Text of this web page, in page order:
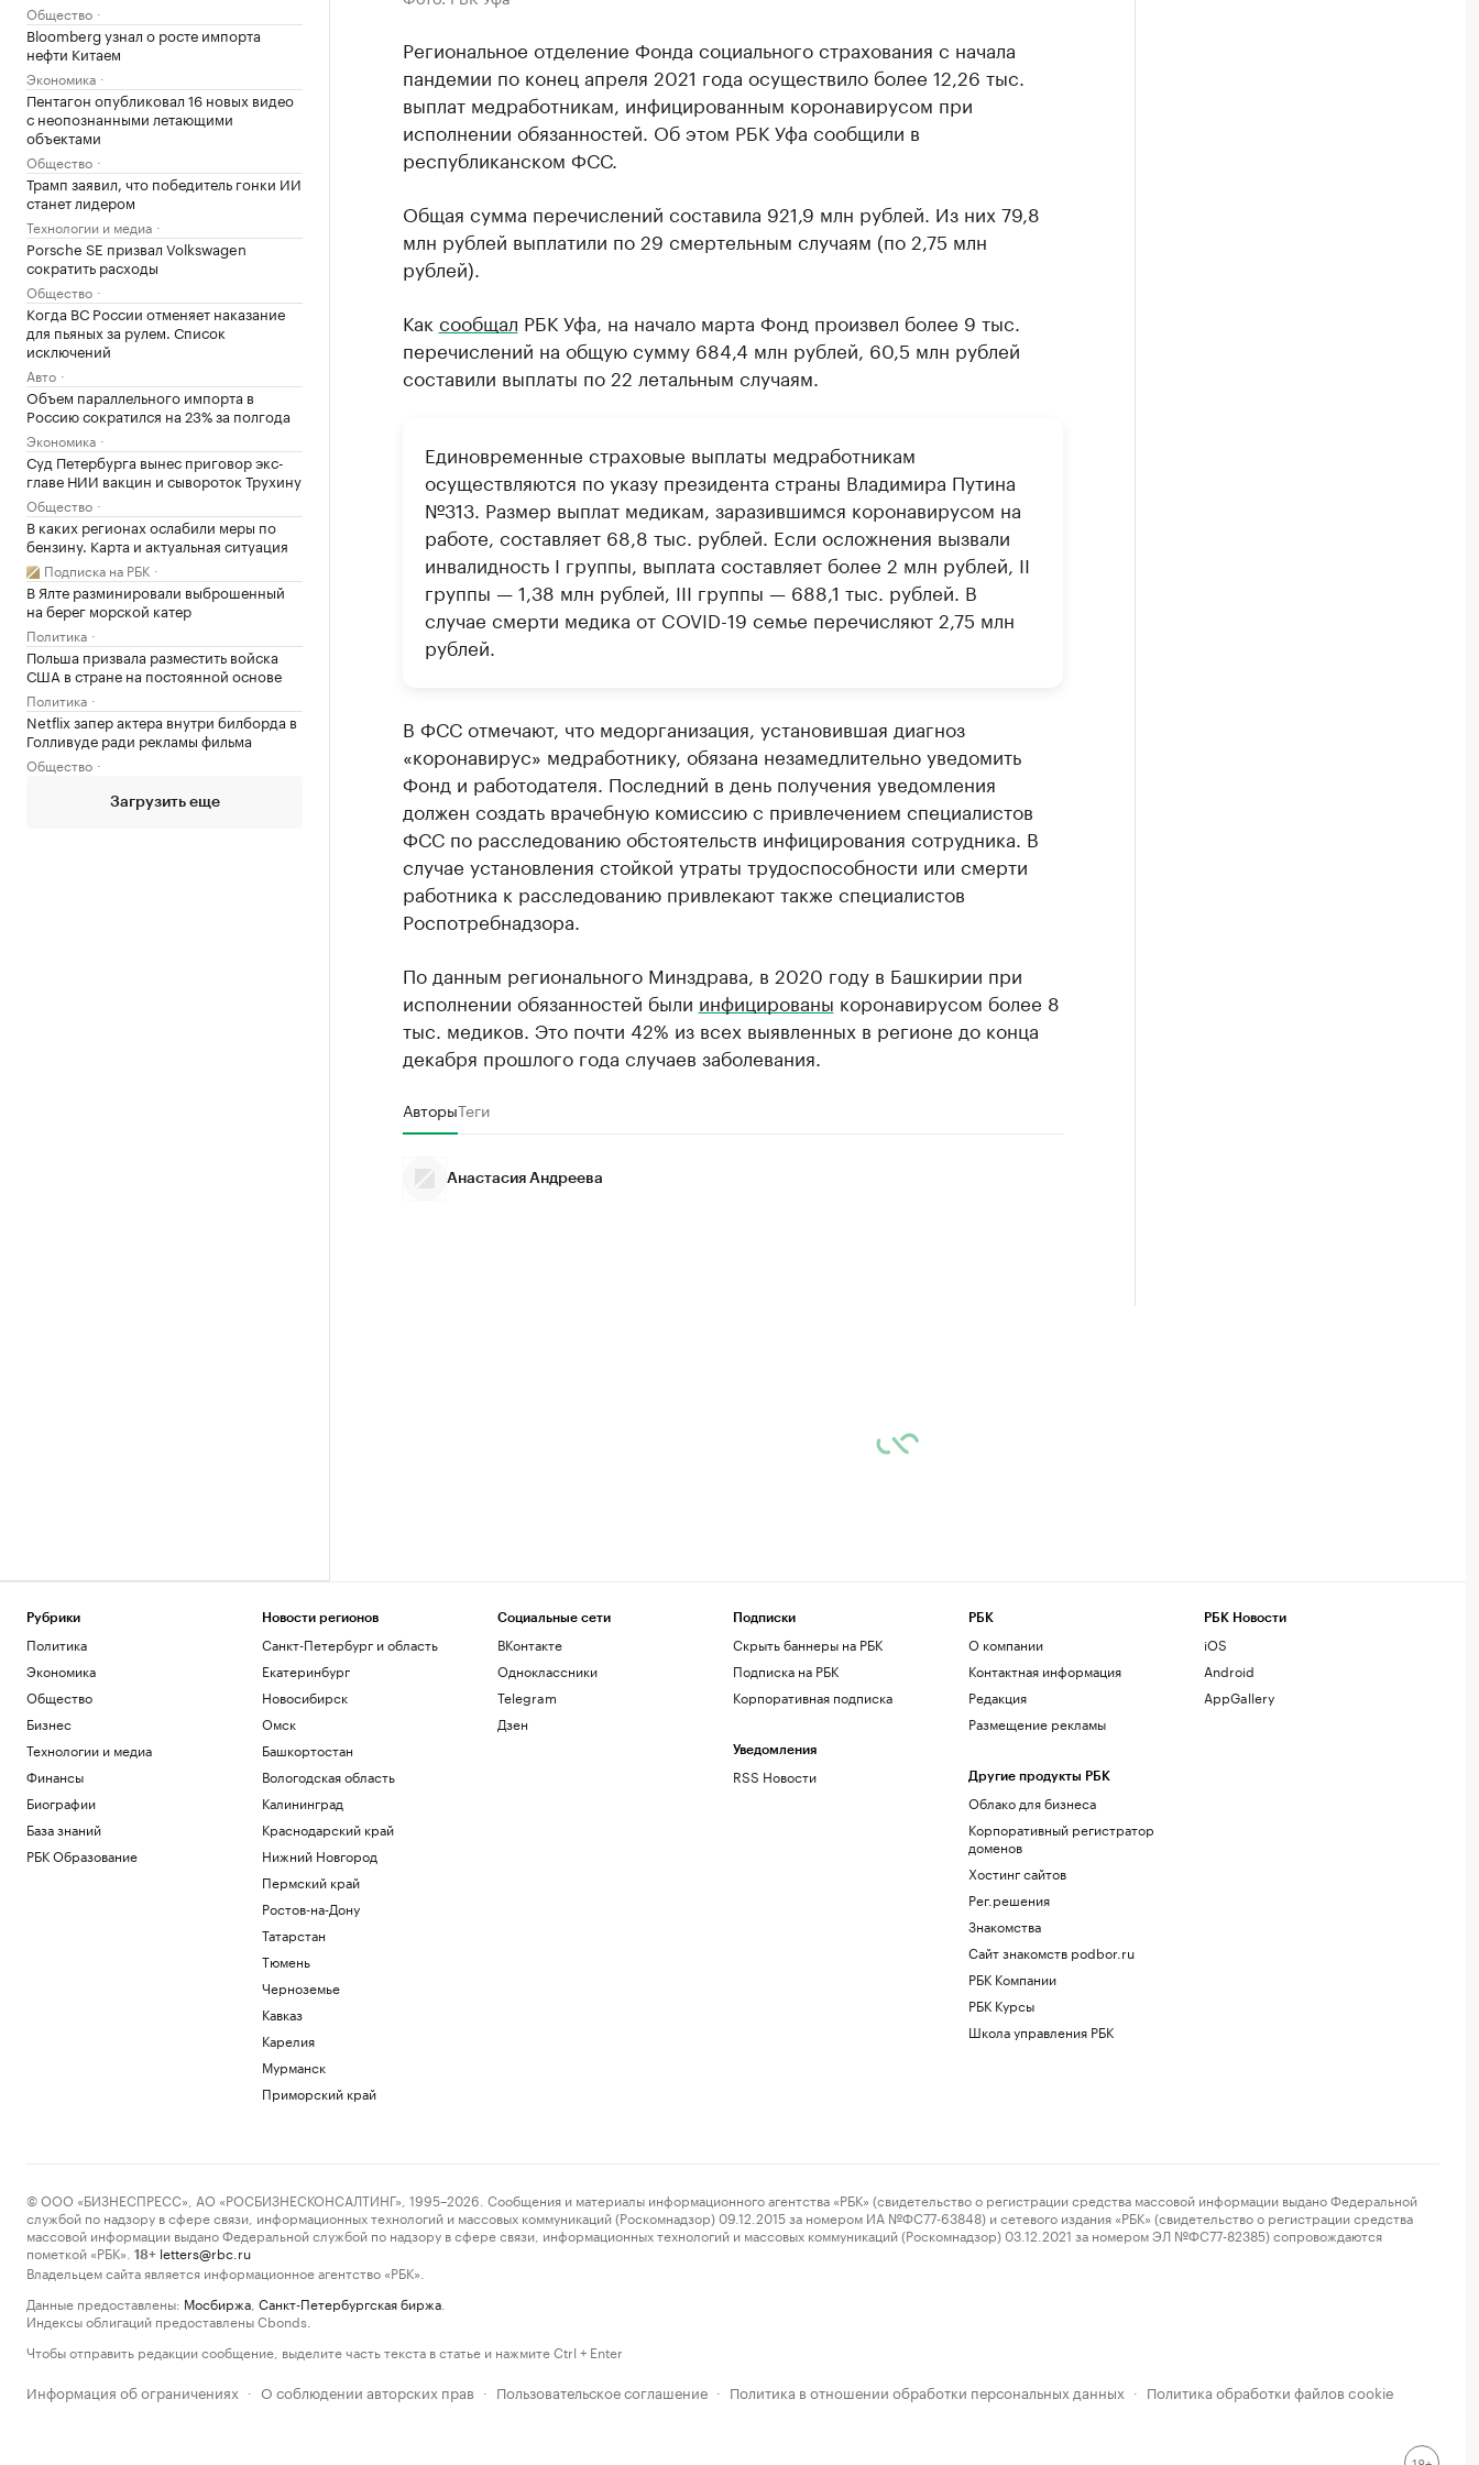
Общество
Bloomberg узнал о росте импорта
нефти Китаем
Экономика
Пентагон опубликовал 16 новых видео
с неопознанными летающими
объектами
Общество
Трамп заявил, что победитель гонки ИИ
станет лидером
Технологии и медиа
Porsche SE призвал Volkswagen
сократить расходы
Общество
Когда ВС России отменяет наказание
для пьяных за рулем. Список
исключений
Авто
Объем параллельного импорта в
Россию сократился на 23% за полгода
Экономика
Суд Петербурга вынес приговор экс-
главе НИИ вакцин и сывороток Трухину
Общество
В каких регионах ослабили меры по
бензину. Карта и актуальная ситуация
Подписка на РБК
В Ялте разминировали выброшенный
на берег морской катер
Политика
Польша призвала разместить войска
США в стране на постоянной основе
Политика
Netflix запер актера внутри билборда в
Голливуде ради рекламы фильма
Общество
Загрузить еще
Региональное отделение Фонда социального страхования с начала
пандемии по конец апреля 2021 года осуществило более 12,26 тыс.
выплат медработникам, инфицированным коронавирусом при
исполнении обязанностей. Об этом РБК Уфа сообщили в
республиканском ФСС.
Общая сумма перечислений составила 921,9 млн рублей. Из них 79,8
млн рублей выплатили по 29 смертельным случаям (по 2,75 млн
рублей).
Как сообщал РБК Уфа, на начало марта Фонд произвел более 9 тыс.
перечислений на общую сумму 684,4 млн рублей, 60,5 млн рублей
составили выплаты по 22 летальным случаям.
Единовременные страховые выплаты медработникам
осуществляются по указу президента страны Владимира Путина
№313. Размер выплат медикам, заразившимся коронавирусом на
работе, составляет 68,8 тыс. рублей. Если осложнения вызвали
инвалидность I группы, выплата составляет более 2 млн рублей, II
группы — 1,38 млн рублей, III группы — 688,1 тыс. рублей. В
случае смерти медика от COVID-19 семье перечисляют 2,75 млн
рублей.
В ФСС отмечают, что медорганизация, установившая диагноз
«коронавирус» медработнику, обязана незамедлительно уведомить
Фонд и работодателя. Последний в день получения уведомления
должен создать врачебную комиссию с привлечением специалистов
ФСС по расследованию обстоятельств инфицирования сотрудника. В
случае установления стойкой утраты трудоспособности или смерти
работника к расследованию привлекают также специалистов
Роспотребнадзора.
По данным регионального Минздрава, в 2020 году в Башкирии при
исполнении обязанностей были инфицированы коронавирусом более 8
тыс. медиков. Это почти 42% из всех выявленных в регионе до конца
декабря прошлого года случаев заболевания.
АвторыТеги
Анастасия Андреева
Рубрики
Политика
Экономика
Общество
Бизнес
Технологии и медиа
Финансы
Биографии
База знаний
РБК Образование
Новости регионов
Санкт-Петербург и область
Екатеринбург
Новосибирск
Омск
Башкортостан
Вологодская область
Калининград
Краснодарский край
Нижний Новгород
Пермский край
Ростов-на-Дону
Татарстан
Тюмень
Черноземье
Кавказ
Карелия
Мурманск
Приморский край
Социальные сети
ВКонтакте
Одноклассники
Telegram
Дзен
Подписки
Скрыть баннеры на РБК
Подписка на РБК
Корпоративная подписка
Уведомления
RSS Новости
РБК
О компании
Контактная информация
Редакция
Размещение рекламы
Другие продукты РБК
Облако для бизнеса
Корпоративный регистратор
доменов
Хостинг сайтов
Рег.решения
Знакомства
Сайт знакомств podbor.ru
РБК Компании
РБК Курсы
Школа управления РБК
РБК Новости
iOS
Android
AppGallery
© ООО «БИЗНЕСПРЕСС», АО «РОСБИЗНЕСКОНСАЛТИНГ», 1995–2026. Сообщения и материалы информационного агентства «РБК» (свидетельство о регистрации средства массовой информации выдано Федеральной
службой по надзору в сфере связи, информационных технологий и массовых коммуникаций (Роскомнадзор) 09.12.2015 за номером ИА №ФС77-63848) и сетевого издания «РБК» (свидетельство о регистрации средства
массовой информации выдано Федеральной службой по надзору в сфере связи, информационных технологий и массовых коммуникаций (Роскомнадзор) 03.12.2021 за номером ЭЛ №ФС77-82385) сопровождаются
пометкой «РБК».
18+ letters@rbc.ru
Владельцем сайта является информационное агентство «РБК».
Данные предоставлены: Мосбиржа Санкт-Петербургская биржа
Индексы облигаций предоставлены Cbonds.
Чтобы отправить редакции сообщение, выделите часть текста в статье и нажмите Ctrl + Enter
Информация об ограничениях · О соблюдении авторских прав · Пользовательское соглашение · Политика в отношении обработки персональных данных · Политика обработки файлов cookie